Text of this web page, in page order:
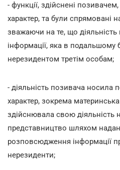
- функції, здійснені
характер, та були спрямовані
зважаючи на те, що діяльність
інформації, яка в подальшому
нерезидентом третім особам;
- діяльність позивача носила
характер, зокрема
здійснювала свою діяльність
представництво шляхом
розповсюдження інформації
нерезиденти;